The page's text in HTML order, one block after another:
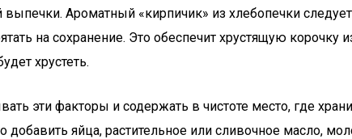
Ароматный «кирпичик» из хлебопечки
на сохранение. Это обеспечит хрустящую
хрустеть.
эти факторы и содержать в чистоте место, где
добавить яйца, растительное или сливочное масло,